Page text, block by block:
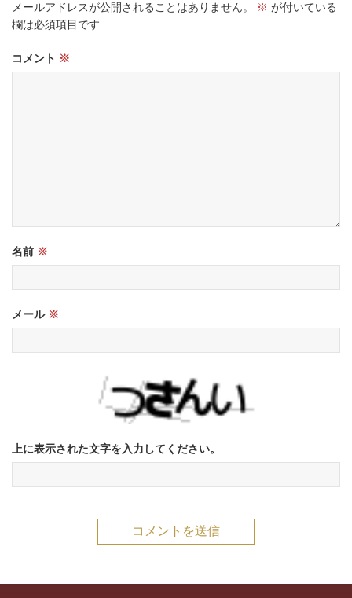
メールアドレスが公開されることはありません。 ※ が付いている
欄は必須項目です
コメント ※
名前 ※
メール ※
上に表示された文字を入力してください。